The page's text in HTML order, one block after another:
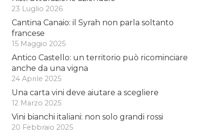
23 Luglio 2026
Cantina Canaio: il Syrah non parla soltanto
francese
15 Maggio 2025
Antico Castello: un territorio può ricominciare
anche da una vigna
24 Aprile 2025
Una carta vini deve aiutare a scegliere
12 Marzo 2025
Vini bianchi italiani: non solo grandi rossi
20 Febbraio 2025